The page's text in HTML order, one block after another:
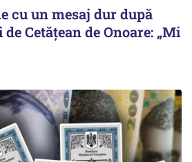
cu un mesaj dur după
Cetățean de Onoare: „Mi